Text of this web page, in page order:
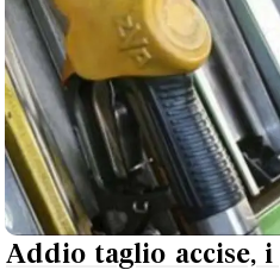
Addio taglio accise,